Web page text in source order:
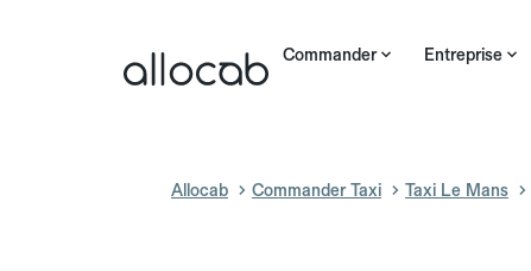
Commander Entreprise
Allocab Commander Taxi Taxi Le Mans